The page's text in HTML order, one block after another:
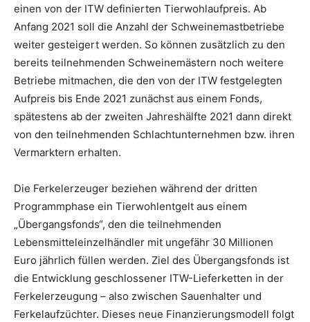
einen von der ITW definierten Tierwohlaufpreis. Ab
Anfang 2021 soll die Anzahl der Schweinemastbetriebe
weiter gesteigert werden. So können zusätzlich zu den
bereits teilnehmenden Schweinemästern noch weitere
Betriebe mitmachen, die den von der ITW festgelegten
Aufpreis bis Ende 2021 zunächst aus einem Fonds,
spätestens ab der zweiten Jahreshälfte 2021 dann direkt
von den teilnehmenden Schlachtunternehmen bzw. ihren
Vermarktern erhalten.
Die Ferkelerzeuger beziehen während der dritten
Programmphase ein Tierwohlentgelt aus einem
„Übergangsfonds“, den die teilnehmenden
Lebensmitteleinzelhändler mit ungefähr 30 Millionen
Euro jährlich füllen werden. Ziel des Übergangsfonds ist
die Entwicklung geschlossener ITW-Lieferketten in der
Ferkelerzeugung – also zwischen Sauenhalter und
Ferkelaufzüchter. Dieses neue Finanzierungsmodell folgt